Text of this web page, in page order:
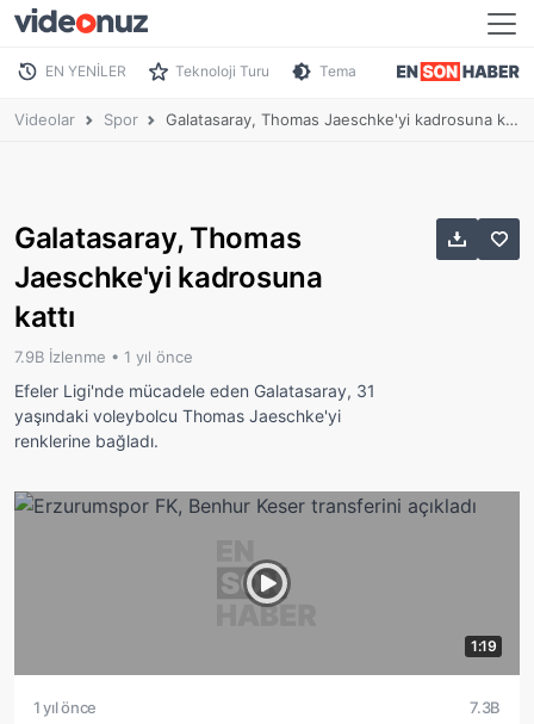
EN YENİLER Teknoloji Turu Tema
Videolar Spor Galatasaray, Thomas Jaeschke'yi kadrosuna kattı
Galatasaray, Thomas
Jaeschke'yi kadrosuna
kattı
7.9B İzlenme • 1 yıl önce
Efeler Ligi'nde mücadele eden Galatasaray, 31
yaşındaki voleybolcu Thomas Jaeschke'yi
renklerine bağladı.
1:19
1 yıl önce 7.3B